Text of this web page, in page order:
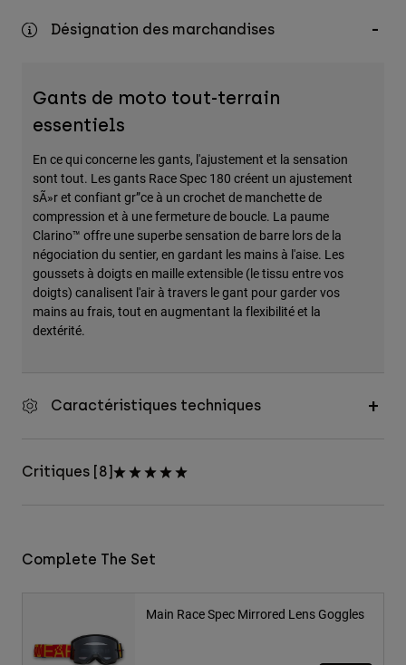
Désignation des marchandises
Gants de moto tout-terrain
essentiels
En ce qui concerne les gants, l'ajustement et la sensation
sont tout. Les gants Race Spec 180 créent un ajustement
sÃ»r et confiant gr”ce à un crochet de manchette de
compression et à une fermeture de boucle. La paume
Clarino™ offre une superbe sensation de barre lors de la
négociation du sentier, en gardant les mains à l'aise. Les
goussets à doigts en maille extensible (le tissu entre vos
doigts) canalisent l'air à travers le gant pour garder vos
mains au frais, tout en augmentant la flexibilité et la
dextérité.
Caractéristiques techniques
Critiques [8]
Complete The Set
Main Race Spec Mirrored Lens Goggles